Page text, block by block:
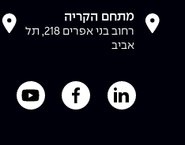
מתחם הקריה
רחוב בני אפרים 218, תל
אביב
לעמוד הלינקדאין
לעמוד